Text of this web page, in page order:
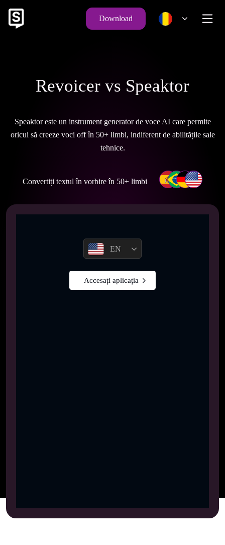
Download
Revoicer vs Speaktor
Speaktor este un instrument generator de voce AI care permite
oricui să creeze voci off în 50+ limbi, indiferent de abilitățile sale
tehnice.
Convertiți textul în vorbire în 50+ limbi
EN
Accesați aplicația